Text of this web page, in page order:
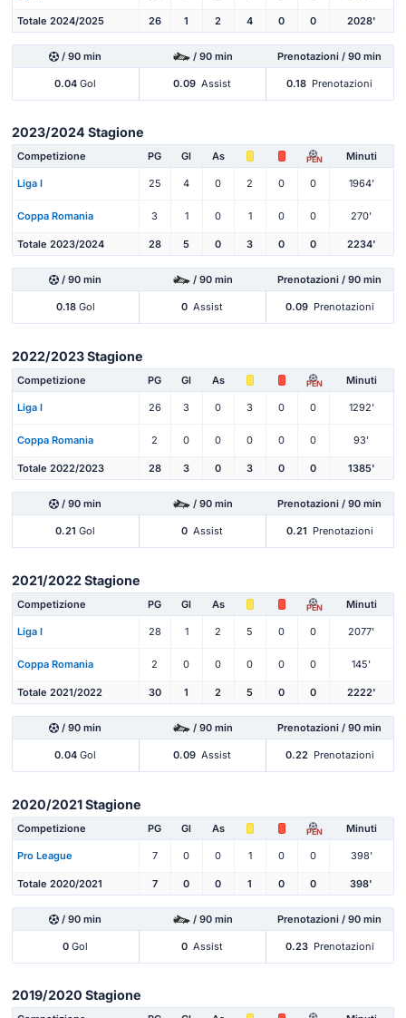
Totale 2024/2025 26 1 2 4 0 0 2028'
/ 90 min / 90 min Prenotazioni / 90 min
0.04 Gol 0.09 Assist 0.18 Prenotazioni
2023/2024 Stagione
Competizione PG Gl As PEN Minuti
Liga I 25 4 0 2 0 0 1964'
Coppa Romania 3 1 0 1 0 0 270'
Totale 2023/2024 28 5 0 3 0 0 2234'
/ 90 min / 90 min Prenotazioni / 90 min
0.18Gol 0 Assist 0.09 Prenotazioni
2022/2023 Stagione
Competizione PG Gl As PEN Minuti
Liga I 26 3 0 3 0 0 1292'
Coppa Romania 2 0 0 0 0 0 93'
Totale 2022/2023 28 3 0 3 0 0 1385'
/ 90 min / 90 min Prenotazioni / 90 min
0.21 Gol 0 Assist 0.21 Prenotazioni
2021/2022 Stagione
Competizione PG Gl As PEN Minuti
Liga I 28 1 2 5 0 0 2077'
Coppa Romania 2 0 0 0 0 0 145'
Totale 2021/2022 30 1 2 5 0 0 2222'
/ 90 min / 90 min Prenotazioni / 90 min
0.04 Gol 0.09 Assist 0.22 Prenotazioni
2020/2021 Stagione
Competizione PG Gl As PEN Minuti
Pro League 7 0 0 1 0 0 398'
Totale 2020/2021 7 0 0 1 0 0 398'
/ 90 min / 90 min Prenotazioni / 90 min
0 Gol 0 Assist 0.23 Prenotazioni
2019/2020 Stagione